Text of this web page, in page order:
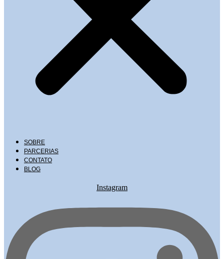
SOBRE
PARCERIAS
CONTATO
BLOG
Instagram